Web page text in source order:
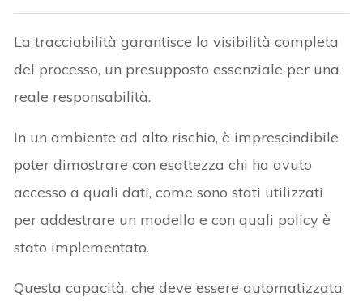
La tracciabilità garantisce la visibilità completa
del processo, un presupposto essenziale per una
reale responsabilità.
In un ambiente ad alto rischio, è imprescindibile
poter dimostrare con esattezza chi ha avuto
accesso a quali dati, come sono stati utilizzati
per addestrare un modello e con quali policy è
stato implementato.
Questa capacità, che deve essere automatizzata